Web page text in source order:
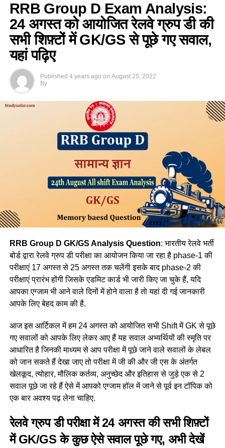
RRB Group D Exam Analysis:
24 अगस्त को आयोजित रेलवे ग्रुप डी की
सभी शिफ़्टों में GK/GS से पूछे गए सवाल,
यहां पढ़िए
Published 4 years ago on August 25, 2022
By
RRB Group D GK/GS Analysis Question: भारतीय रेलवे भर्ती
बोर्ड द्वारा रेलवे ग्रुप डी परीक्षा का आयोजन किया जा रहा है phase-1 की
परीक्षाएं 17 अगस्त से 25 अगस्त तक चलेंगी इसके बाद phase-2 की
परीक्षाएं प्रारंभ होंगी जिसके एडमिट कार्ड भी जारी किए जा चुके हैं, यदि
आपका एग्जाम भी आने वाले दिनों में होने वाला है तो यहां दी गई जानकारी
आपके लिए बेहद काम की है.
आज इस आर्टिकल में हम 24 अगस्त को आयोजित सभी Shift में GK से पूछे
गए सवालों को आपके लिए लेकर आए हैं यह सवाल अभ्यर्थियों की स्मृति पर
आधारित है जिनकी माध्यम से आप परीक्षा में पूछे जाने वाले सवालों के लेबल
को जान सकते हैं देखा जाए तो परीक्षा में जी की और जी एस के अंतर्गत
खेलकूद, त्योहार, मौलिक कर्तव्य, अनुच्छेद और इतिहास से जुड़े एक से 2
सवाल पूछे जा रहे हैं ऐसे में आपको एग्जाम हॉल में जाने से पूर्व इन टॉपिक को
एक बार अवश्य पढ़ लेना चाहिए.
रेलवे ग्रुप डी परीक्षा में 24 अगस्त की सभी शिफ़्टों
में GK/GS के कुछ ऐसे सवाल पूछे गए, अभी देखें